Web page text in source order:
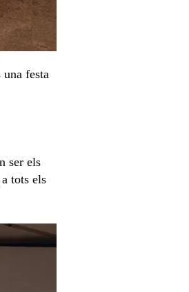
festa
ser els
tots els